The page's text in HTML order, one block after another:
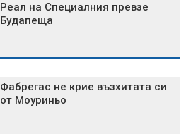
Реал на Специалния превзе
Будапеща
Фабрегас не крие възхитата си
от Моуриньо